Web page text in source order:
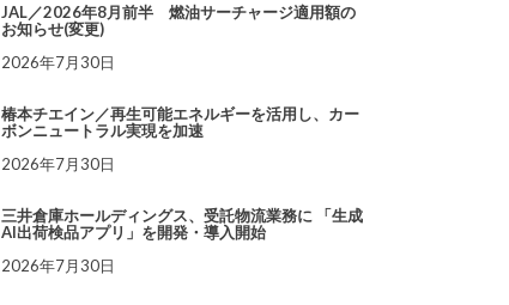
JAL／2026年8月前半 燃油サーチャージ適用額の
お知らせ(変更)
2026年7月30日
椿本チエイン／再生可能エネルギーを活用し、カー
ボンニュートラル実現を加速
2026年7月30日
三井倉庫ホールディングス、受託物流業務に 「生成
AI出荷検品アプリ」を開発・導入開始
2026年7月30日